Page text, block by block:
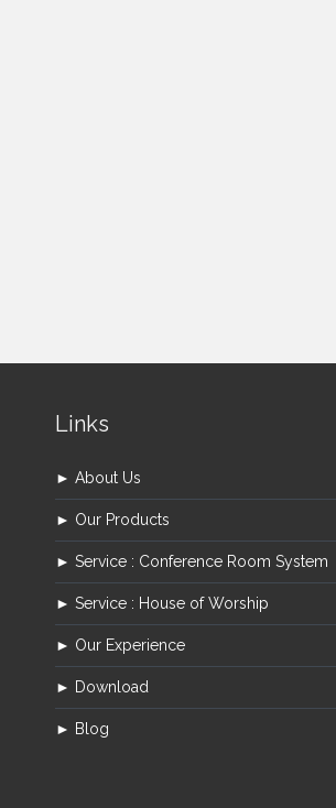
Links
► About Us
► Our Products
► Service : Conference Room System
► Service : House of Worship
► Our Experience
► Download
► Blog